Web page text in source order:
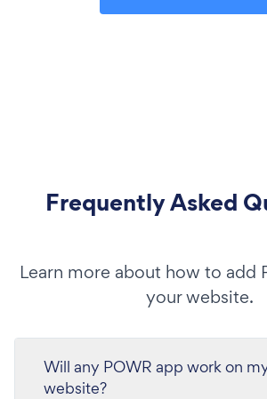
Frequently Asked
Learn more about how to add
your website.
Will any POWR app work on
website?